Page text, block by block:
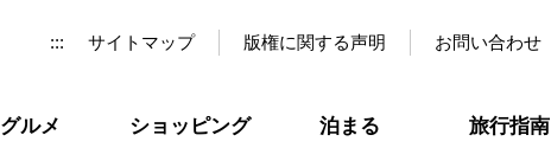
::: サイトマップ 版権に関する声明 お問い合わせ
グルメ ショッピング 泊まる 旅行指南